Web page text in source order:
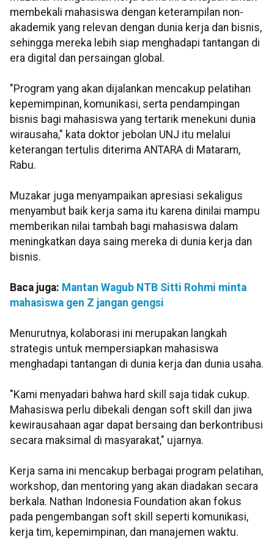
membekali mahasiswa dengan keterampilan non-
akademik yang relevan dengan dunia kerja dan bisnis,
sehingga mereka lebih siap menghadapi tantangan di
era digital dan persaingan global.
"Program yang akan dijalankan mencakup pelatihan
kepemimpinan, komunikasi, serta pendampingan
bisnis bagi mahasiswa yang tertarik menekuni dunia
wirausaha," kata doktor jebolan UNJ itu melalui
keterangan tertulis diterima ANTARA di Mataram,
Rabu.
Muzakar juga menyampaikan apresiasi sekaligus
menyambut baik kerja sama itu karena dinilai mampu
memberikan nilai tambah bagi mahasiswa dalam
meningkatkan daya saing mereka di dunia kerja dan
bisnis.
Baca juga: Mantan Wagub NTB Sitti Rohmi minta
mahasiswa gen Z jangan gengsi
Menurutnya, kolaborasi ini merupakan langkah
strategis untuk mempersiapkan mahasiswa
menghadapi tantangan di dunia kerja dan dunia usaha.
"Kami menyadari bahwa hard skill saja tidak cukup.
Mahasiswa perlu dibekali dengan soft skill dan jiwa
kewirausahaan agar dapat bersaing dan berkontribusi
secara maksimal di masyarakat," ujarnya.
Kerja sama ini mencakup berbagai program pelatihan,
workshop, dan mentoring yang akan diadakan secara
berkala. Nathan Indonesia Foundation akan fokus
pada pengembangan soft skill seperti komunikasi,
kerja tim, kepemimpinan, dan manajemen waktu.